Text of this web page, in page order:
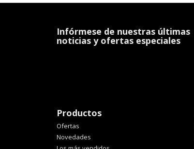
Infórmese de nuestras últimas
noticias y ofertas especiales
Productos
Ofertas
Novedades